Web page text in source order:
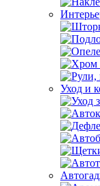
Уход и